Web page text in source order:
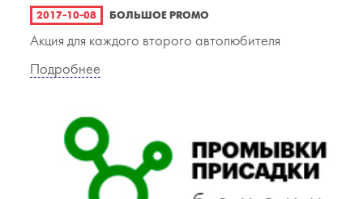
2017-10-08 БОЛЬШОЕ PROMO
Акция для каждого второго автолюбителя
Подробнее